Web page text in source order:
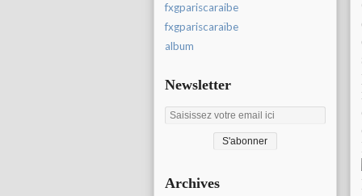
fxgpariscaraibe
fxgpariscaraïbe
album
Newsletter
Archives